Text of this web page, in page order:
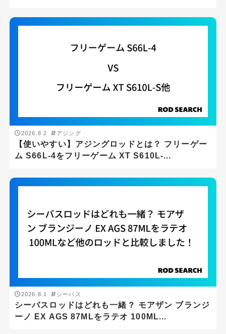
2026.8.2 アジング
【使いやすい】アジングロッドとは？ フリーゲー
ム S66L-4をフリーゲーム XT S610L-...
2026.8.1 シーバス
シーバスロッドはどれも一緒？ モアザン ブランジ
ーノ EX AGS 87MLをラテオ 100ML...